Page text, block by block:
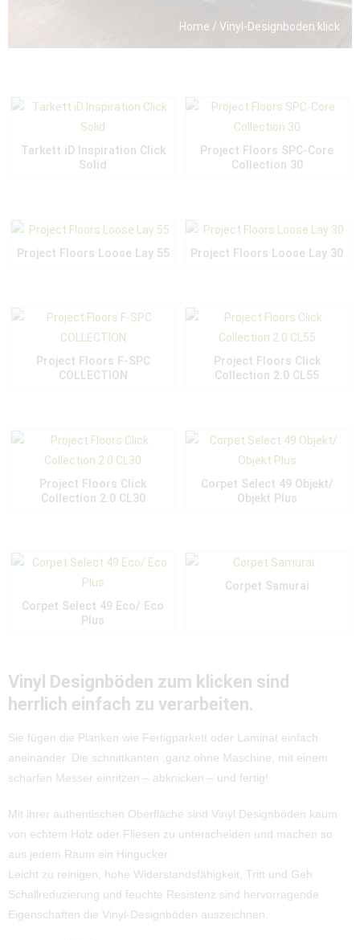
Home / Vinyl-Designboden klick
Tarkett iD Inspiration Click
Solid
Project Floors SPC-Core
Collection 30
Project Floors Loose Lay 55 Project Floors Loose Lay 30
Project Floors F-SPC
COLLECTION
Project Floors Click
Collection 2.0 CL55
Project Floors Click
Collection 2.0 CL30
Corpet Select 49 Objekt/
Objekt Plus
Corpet Select 49 Eco/ Eco
Plus
Corpet Samurai
Vinyl Designböden zum klicken sind
herrlich einfach zu verarbeiten.
Sie fügen die Planken wie Fertigparkett oder Laminat einfach
aneinander. Die schnittkanten ,ganz ohne Maschine, mit einem
scharfen Messer einritzen – abknicken – und fertig!
Mit ihrer authentischen Oberfläche sind Vinyl Designböden kaum
von echtem Holz oder Fliesen zu unterscheiden und machen so
aus jedem Raum ein Hingucker.
Leicht zu reinigen, hohe Widerstandsfähigkeit, Tritt und Geh
Schallreduzierung und feuchte Resistenz sind hervorragende
Eigenschaften die Vinyl-Designböden auszeichnen.